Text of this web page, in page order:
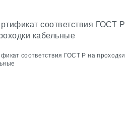
соответствия ГОСТ Р на проходки